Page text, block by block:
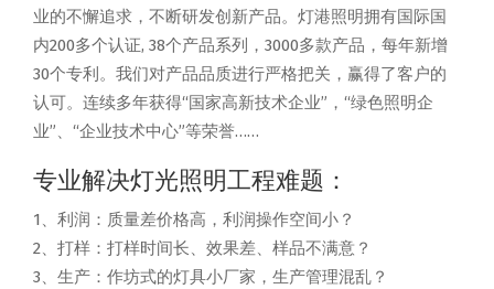
业的不懈追求，不断研发创新产品。灯港照明拥有国际国
内200多个认证, 38个产品系列，3000多款产品，每年新增
30个专利。我们对产品品质进行严格把关，赢得了客户的
认可。连续多年获得“国家高新技术企业”，“绿色照明企
业”、“企业技术中心”等荣誉……
专业解决灯光照明工程难题：
1、利润：质量差价格高，利润操作空间小？
2、打样：打样时间长、效果差、样品不满意？
3、生产：作坊式的灯具小厂家，生产管理混乱？